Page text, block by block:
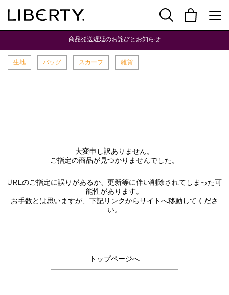
商品発送遅延のお詫びとお知らせ
生地 バッグ スカーフ 雑貨
大変申し訳ありません。
ご指定の商品が見つかりませんでした。
URLのご指定に誤りがあるか、更新等に伴い削除されてしまった可
能性があります。
お手数とは思いますが、下記リンクからサイトへ移動してくださ
い。
トップページへ